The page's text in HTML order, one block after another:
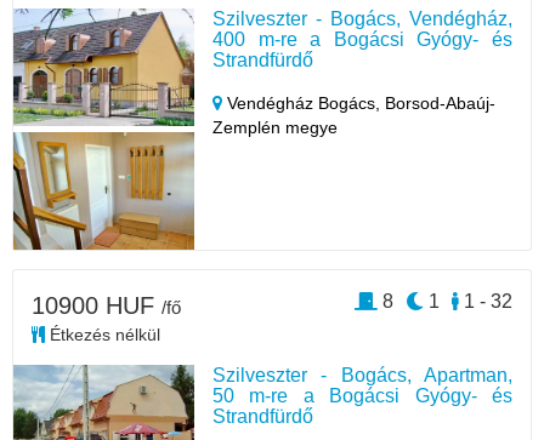
Szilveszter - Bogács, Vendégház,
400 m-re a Bogácsi Gyógy- és
Strandfürdő
Vendégház Bogács, Borsod-Abaúj-
Zemplén megye
Szilveszter - Bogács, Apartman,
50 m-re a Bogácsi Gyógy- és
Strandfürdő
10900 HUF /fő
Étkezés nélkül
1 - 32
1
8